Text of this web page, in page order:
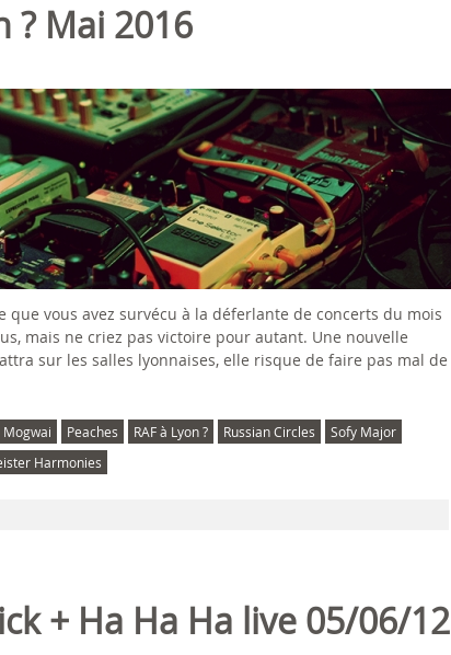
? Mai 2016
que vous avez survécu à la déferlante de concerts du mois
mais ne criez pas victoire pour autant. Une nouvelle
sur les salles lyonnaises, elle risque de faire pas mal de
Mogwai Peaches RAF à Lyon ? Russian Circles
Sofy Major
Harmonies
+ Ha Ha Ha live 05/06/12